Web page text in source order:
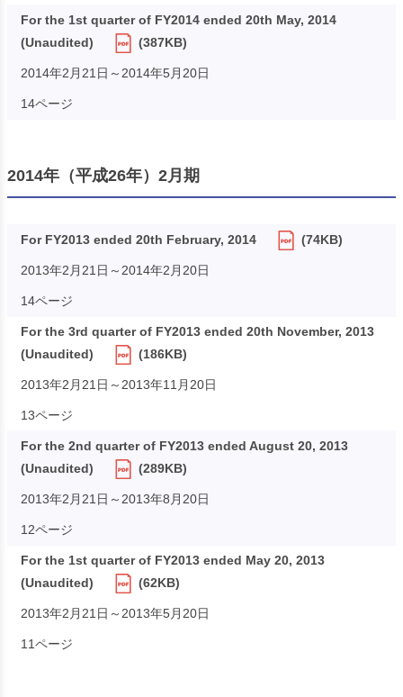
For the 1st quarter of FY2014 ended 20th May, 2014
(Unaudited)
(387KB)
2014年2月21日～2014年5月20日
14ページ
2014年（平成26年）2月期
For FY2013 ended 20th February, 2014 (74KB)
2013年2月21日～2014年2月20日
14ページ
For the 3rd quarter of FY2013 ended 20th November, 2013
(Unaudited)
(186KB)
2013年2月21日～2013年11月20日
13ページ
For the 2nd quarter of FY2013 ended August 20, 2013
(Unaudited)
(289KB)
2013年2月21日～2013年8月20日
12ページ
For the 1st quarter of FY2013 ended May 20, 2013
(Unaudited)
(62KB)
2013年2月21日～2013年5月20日
11ページ